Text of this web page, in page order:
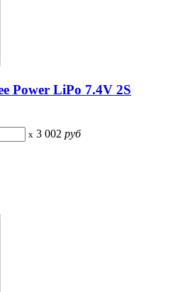
Power LiPo 7.4V 2S
x 3 002 руб